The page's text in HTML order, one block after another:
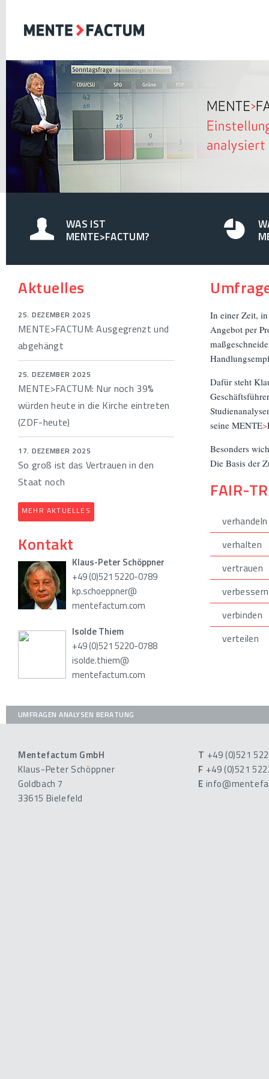
WAS IST
MENTE>FACTUM?
Aktuelles
25. DEZEMBER 2025
MENTE>FACTUM: Ausgegrenzt und
abgehängt
25. DEZEMBER 2025
MENTE>FACTUM: Nur noch 39%
würden heute in die Kirche eintreten
(ZDF-heute)
17. DEZEMBER 2025
So groß ist das Vertrauen in den
Staat noch
MEHR AKTUELLES
Kontakt
Klaus-Peter Schöppner
+49 (0)521 5220-0789
kp.schoeppner@
mentefactum.com
Isolde Thiem
+49 (0)521 5220-0788
isolde.thiem@
mentefactum.com
In einer Zeit,
Angebot per
Dafür steht
seine MENTE>
Besonders
Die Basis der
FAIR-
verhandeln
verhalten
vertrauen
verbessern
verbinden
verteilen
UMFRAGEN ANALYSEN BERATUNG
Mentefactum GmbH
Klaus-Peter Schöppner
Goldbach 7
33615 Bielefeld
T +49 (0)521
F +49 (0)521
E